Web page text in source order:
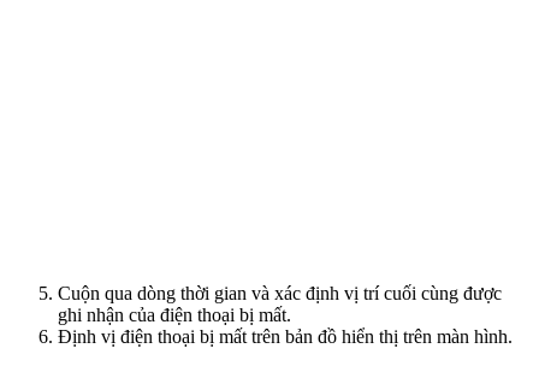
Cuộn qua dòng thời gian và xác định vị trí cuối cùng được
ghi nhận của điện thoại bị mất.
Định vị điện thoại bị mất trên bản đồ hiển thị trên màn hình.